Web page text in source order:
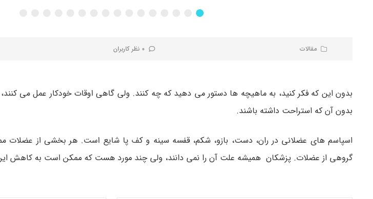
مقالات 0 نظر کاربران
بدون این که فکر کنید، به ماهیچه ها دستور می دهید که چه کنند. ولی گاهی اوقات خودکار عمل می
بدون آن که استراحت داشته باشند.
اسپاسم های عضلانی در ران، دست، بازو، شکم، قفسه سینه و کف پا شایع است. هر بخشی از عضلات
گروهی از عضلات. پزشکان همیشه علت آن را نمی دانند، ولی چند مورد هست که ممکن است به کاهش